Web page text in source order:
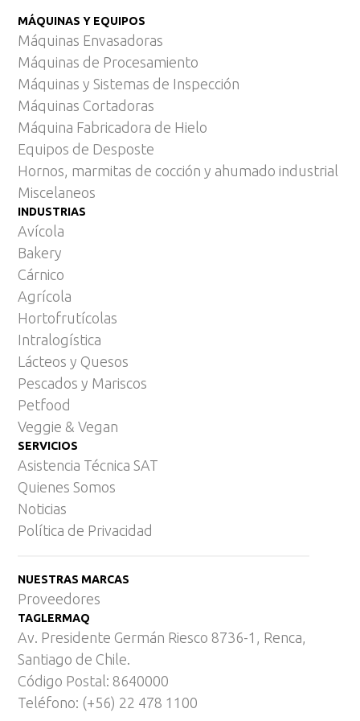
MÁQUINAS Y EQUIPOS
Máquinas Envasadoras
Máquinas de Procesamiento
Máquinas y Sistemas de Inspección
Máquinas Cortadoras
Máquina Fabricadora de Hielo
Equipos de Desposte
Hornos, marmitas de cocción y ahumado industrial
Miscelaneos
INDUSTRIAS
Avícola
Bakery
Cárnico
Agrícola
Hortofrutícolas
Intralogística
Lácteos y Quesos
Pescados y Mariscos
Petfood
Veggie & Vegan
SERVICIOS
Asistencia Técnica SAT
Quienes Somos
Noticias
Política de Privacidad
NUESTRAS MARCAS
Proveedores
TAGLERMAQ
Av. Presidente Germán Riesco 8736-1, Renca,
Santiago de Chile.
Código Postal: 8640000
Teléfono: (+56) 22 478 1100